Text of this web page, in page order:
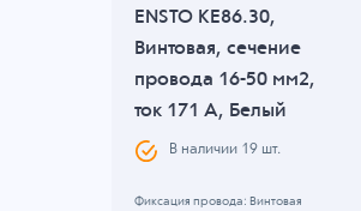
ENSTO KE86.30,
Винтовая, сечение
провода 16-50 мм2,
ток 171 A, Белый
В наличии 19 шт.
Фиксация провода: Винтовая